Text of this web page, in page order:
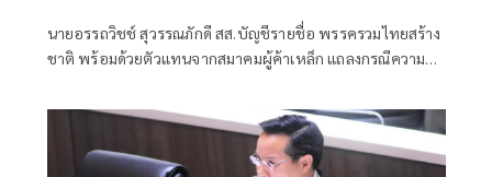
นายอรรถวิชช์ สุวรรณภักดี สส.บัญชีรายชื่อ พรรครวมไทยสร้าง
ชาติ พร้อมด้วยตัวแทนจากสมาคมผู้ค้าเหล็ก แถลงกรณีความ
สตีล จำกัด สามารถประกอบกิจการผลิตเหล็กเส้นต่อไปได้ ว่า
บริษัทดังกล่าวอักษรย่อ SKY เป็นเหล็กตัวหนึ่งที่อยู่ในการ
ก่อสร้างตึก สำนักงานตรวจเงินแผ่นดิน (สตง.) และถล่มช่วงแผ่น